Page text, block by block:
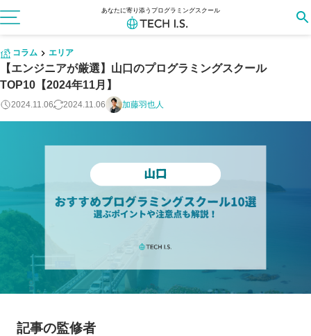
あなたに寄り添うプログラミングスクール
コラム エリア
【エンジニアが厳選】山口のプログラミングスクール
TOP10【2024年11月】
2024.11.06 2024.11.06 加藤羽也人
記事の監修者